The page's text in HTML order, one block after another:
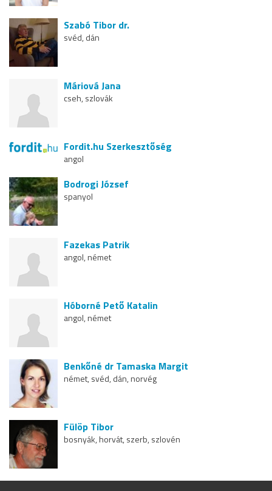
Szabó Tibor dr.
svéd, dán
Máriová Jana
cseh, szlovák
Fordit.hu Szerkesztőség
angol
Bodrogi József
spanyol
Fazekas Patrik
angol, német
Hóborné Pető Katalin
angol, német
Benkőné dr Tamaska Margit
német, svéd, dán, norvég
Fülöp Tibor
bosnyák, horvát, szerb, szlovén